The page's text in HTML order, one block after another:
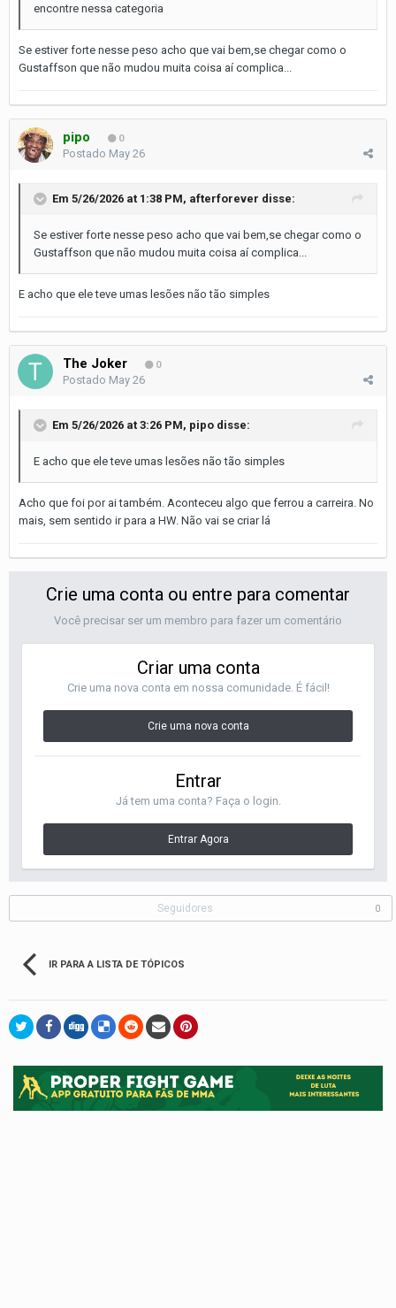
encontre nessa categoria
Se estiver forte nesse peso acho que vai bem,se chegar como o
Gustaffson que não mudou muita coisa aí complica...
pipo 0
Postado May 26
Em 5/26/2026 at 1:38 PM, afterforever disse:
Se estiver forte nesse peso acho que vai bem,se chegar como o
Gustaffson que não mudou muita coisa aí complica...
E acho que ele teve umas lesões não tão simples
The Joker 0
Postado May 26
Em 5/26/2026 at 3:26 PM, pipo disse:
E acho que ele teve umas lesões não tão simples
Acho que foi por ai também. Aconteceu algo que ferrou a carreira. No
mais, sem sentido ir para a HW. Não vai se criar lá
Crie uma conta ou entre para comentar
Você precisar ser um membro para fazer um comentário
Criar uma conta
Crie uma nova conta em nossa comunidade. É fácil!
Crie uma nova conta
Entrar
Já tem uma conta? Faça o login.
Entrar Agora
Seguidores 0
IR PARA A LISTA DE TÓPICOS